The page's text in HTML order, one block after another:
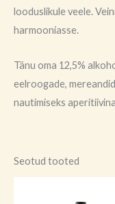
looduslikule veele.
harmooniasse.
Tänu oma 12,5%
eelroogade,
nautimiseks
Seotud tooted